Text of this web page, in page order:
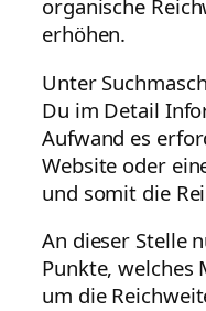
organische
erhöhen.
Unter
Du im Detail
Aufwand es
Website oder
und somit die
An dieser Stelle
Punkte, welches
um die